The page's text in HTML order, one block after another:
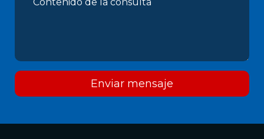
Enviar mensaje